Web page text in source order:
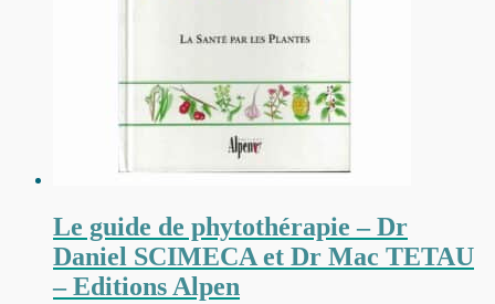
Le guide de phytothérapie – Dr
Daniel SCIMECA et Dr Mac TETAU
– Editions Alpen